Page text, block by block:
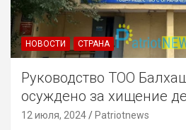
НОВОСТИ СТРАНА
Руководство ТОО
осуждено за хищение
12 июля, 2024 Patriotnews